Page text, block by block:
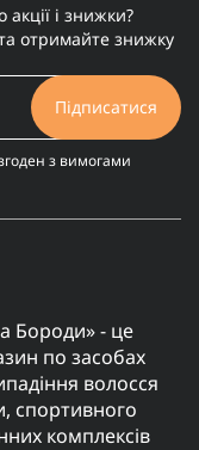
і знижки?
отримайте знижку
Підписатися
згоден з вимогами
Бороди» - це
по засобах
волосся
спортивного
комплексів